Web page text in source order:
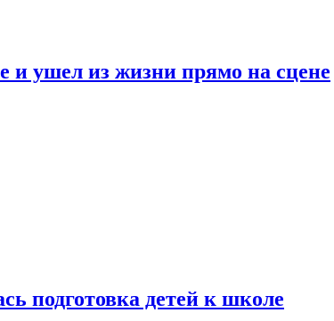
и ушел из жизни прямо на сцене
подготовка детей к школе